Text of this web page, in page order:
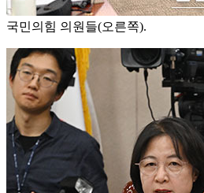
국민의힘 의원들(오른쪽).